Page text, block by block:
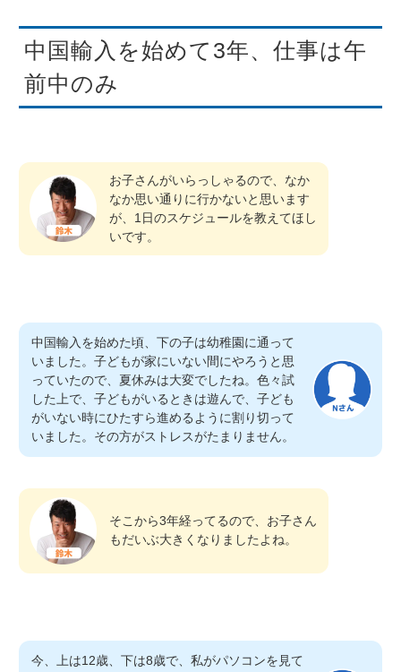
中国輸入を始めて3年、仕事は午
前中のみ
お子さんがいらっしゃるので、なか
なか思い通りに行かないと思います
が、1日のスケジュールを教えてほし
いです。
中国輸入を始めた頃、下の子は幼稚園に通って
いました。子どもが家にいない間にやろうと思
っていたので、夏休みは大変でしたね。色々試
した上で、子どもがいるときは遊んで、子ども
がいない時にひたすら進めるように割り切って
いました。その方がストレスがたまりません。
そこから3年経ってるので、お子さん
もだいぶ大きくなりましたよね。
今、上は12歳、下は8歳で、私がパソコンを見て